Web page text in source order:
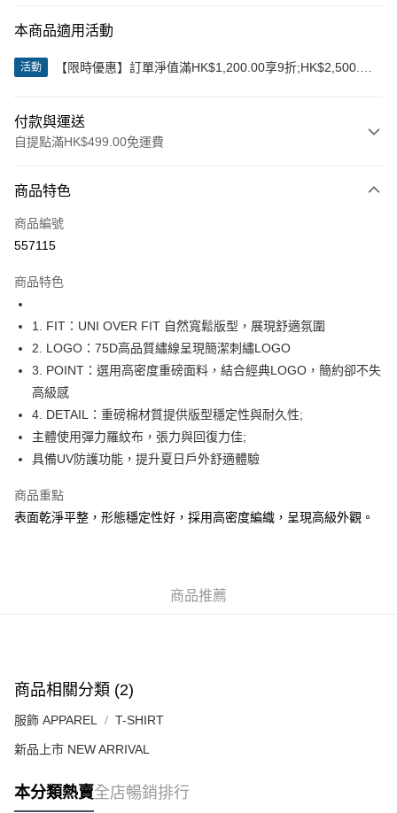
本商品適用活動
活動
【限時優惠】訂單淨值滿HK$1,200.00享9折;HK$2,500.00
付款與運送
自提點滿HK$499.00免運費
信用卡
Apple Pay
WeChat Pay
送貨方式
每筆HK$50.00，滿HK$499.00或以上免運費
付款後順豐合作便利店
送貨上門免運優惠
商品特色
商品編號
557115
商品特色
1. FIT：UNI OVER FIT 自然寬鬆版型，展現舒適氛圍
2. LOGO：75D高品質繡線呈現簡潔刺繡LOGO
3. POINT：選用高密度重磅面料，結合經典LOGO，簡約卻不失
高級感
4. DETAIL：重磅棉材質提供版型穩定性與耐久性;
主體使用彈力羅紋布，張力與回復力佳;
具備UV防護功能，提升夏日戶外舒適體驗
商品重點
表面乾淨平整，形態穩定性好，採用高密度編織，呈現高級外觀。
商品推薦
商品相關分類 (2)
服飾 APPAREL T-SHIRT
新品上市 NEW ARRIVAL
本分類熱賣全店暢銷排行